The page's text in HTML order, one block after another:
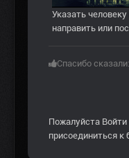
Указать
направить или
Спасибо сказали:
Пожалуйста Войти
присоединиться к